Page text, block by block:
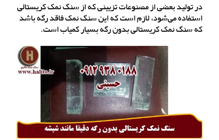
در تولید بعضی از مصنوعات تزیینی که از سنگ نمک کریستالی
استفاده می‌شود، لازم است که این سنگ نمک فاقد رگه باشد
که سنگ نمک کریستالی بدون رگه بسیار کمیاب است.